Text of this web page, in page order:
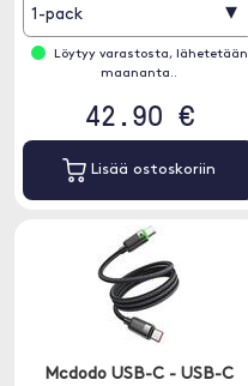
1-pack ▾
Löytyy varastosta, lähetetään
maananta..
42.90 €
Lisää ostoskoriin
Mcdodo USB-C - USB-C